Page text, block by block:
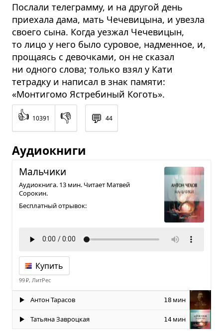
Послали телеграмму, и на другой день
приехала дама, мать Чечевицына, и увезла
своего сына. Когда уезжал Чечевицын,
то лицо у него было суровое, надменное, и,
прощаясь с девочками, он не сказал
ни одного слова; только взял у Кати
тетрадку и написал в знак памяти:
«Монтигомо Ястребиный Коготь».
👍 10391 👎 💬 44
Аудиокниги
Маль­чики
Аудиокнига. 13 мин. Читает Матвей
Сорокин.
Бесплатный отрывок:
Купить
99 ₽, ЛитРес
Антон Тарасов 18 мин
Татьяна Завроцкая 14 мин